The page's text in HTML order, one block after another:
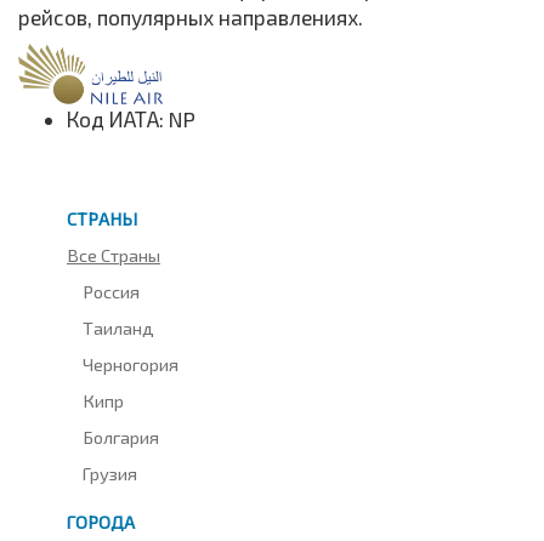
рейсов, популярных направлениях.
Код ИАТА: NP
СТРАНЫ
Все Страны
Россия
Таиланд
Черногория
Кипр
Болгария
Грузия
ГОРОДА